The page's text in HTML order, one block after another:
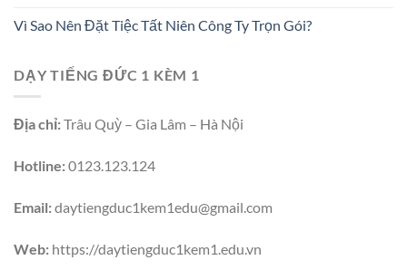
Vì Sao Nên Đặt Tiệc Tất Niên Công Ty Trọn Gói?
DẠY TIẾNG ĐỨC 1 KÈM 1
Địa chỉ:Trâu Quỳ – Gia Lâm – Hà Nội
Hotline:0123.123.124
Email:daytiengduc1kem1edu@gmail.com
Web: https://daytiengduc1kem1.edu.vn